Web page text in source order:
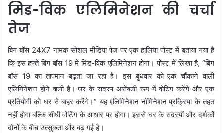
मिड-विक एलिमिनेशन की चर्चा
तेज
बिग बॉस 24X7 नामक सोशल मीडिया पेज पर एक हालिया पोस्ट में बताया गया है
कि इस हफ्ते बिग बॉस 19 में मिड-विक एलिमिनेशन होगा। पोस्ट में लिखा है, “बिग
बॉस 19 का तापमान बढ़ता जा रहा है। इस बुधवार को एक चौंकाने वाली
एलिमिनेशन होने वाली है। घर के सदस्य असेंबली रूम में वोटिंग करेंगे और एक
प्रतियोगी को घर से बाहर करेंगे।” यह एलिमिनेशन नॉमिनेशन प्रक्रिया के तहत
नहीं होगा बल्कि सीधी वोटिंग के आधार पर होगा। इससे घर के सदस्यों और दर्शकों
दोनों के बीच उत्सुकता और बढ़ गई है।